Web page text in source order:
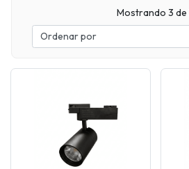
Mostrando 3 de